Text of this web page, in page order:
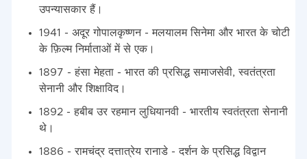
उपन्यासकार हैं।
1941 - अदूर गोपालकृष्णन - मलयालम सिनेमा और भारत के चोटी
के फ़िल्म निर्माताओं में से एक।
1897 - हंसा मेहता - भारत की प्रसिद्ध समाजसेवी, स्वतंत्रता
सेनानी और शिक्षाविद।
1892 - हबीब उर रहमान लुधियानवी - भारतीय स्वतंत्रता सेनानी
थे।
1886 - रामचंद्र दत्तात्रेय रानाडे - दर्शन के प्रसिद्ध विद्वान